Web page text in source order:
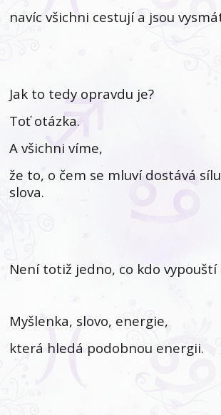
navíc všichni cestují a jsou
Jak to tedy opravdu je?
Toť otázka.
A všichni víme,
že to, o čem se mluví dostává
slova.
Není totiž jedno, co kdo vypouští
Myšlenka, slovo, energie,
která hledá podobnou energii.